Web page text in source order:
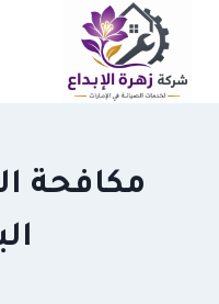
التجاوز
المحتوى
مكافحة